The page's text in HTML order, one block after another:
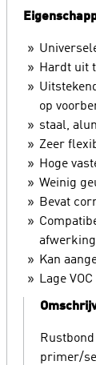
Hardt uit
op
staal,
Zeer
Hoge
Weinig
Bevat
Kan
Lage VOC
primer/